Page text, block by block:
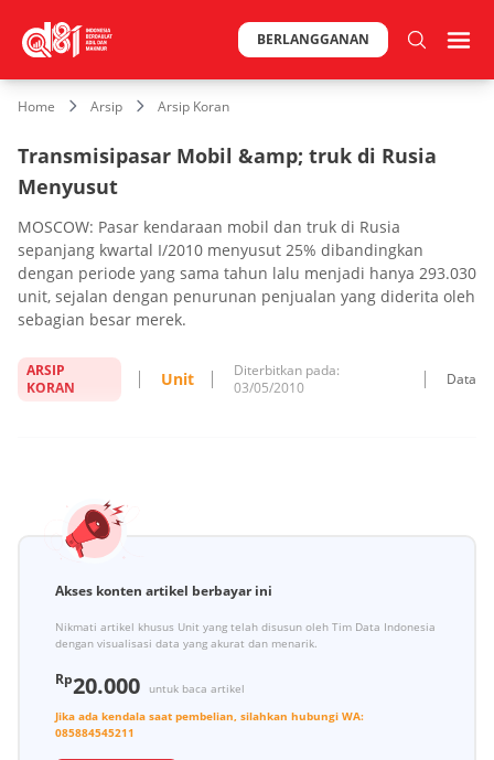
BERLANGGANAN
Home Arsip Arsip Koran
Transmisipasar Mobil &amp; truk di Rusia
Menyusut
MOSCOW: Pasar kendaraan mobil dan truk di Rusia
sepanjang kwartal I/2010 menyusut 25% dibandingkan
dengan periode yang sama tahun lalu menjadi hanya 293.030
unit, sejalan dengan penurunan penjualan yang diderita oleh
sebagian besar merek.
ARSIP
KORAN
Unit
Diterbitkan pada:
03/05/2010
Data
Akses konten artikel berbayar ini
Nikmati artikel khusus Unit yang telah disusun oleh Tim Data Indonesia
dengan visualisasi data yang akurat dan menarik.
Rp20.000
untuk baca artikel
Jika ada kendala saat pembelian, silahkan hubungi WA:
085884545211